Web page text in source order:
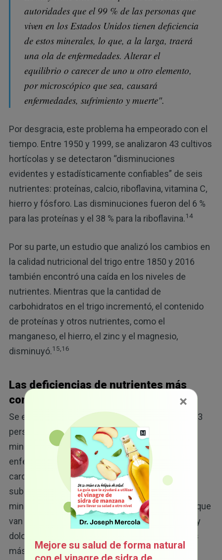
autoridades que el 99 % de las personas que
viven en los Estados Unidos tienen deficiencia
de estos minerales, lo que, a la larga, traerá
una ola de enfermedades. Alterar el
equilibrio o carecer de uno u otro elemento,
por microscópico que sea, causará
enfermedades, sufrimiento y muerte".
Por desgracia, este problema ha empeorado con el
tiempo. Entre 1950 y 1999, se analizaron 43 cultivos
hortícolas y se detectaron “disminuciones
evidentes y estadísticamente confiables” de seis
nutrientes: proteínas, calcio, riboflavina, vitamina C,
hierro y fósforo. Las disminuciones fueron del 6 %
para las proteínas y el 38 % para la riboflavina.14
Por su parte, un estudio que analizó los cambios en
la calidad nutricional del trigo entre 1850 y 2016
también encontró una caída en los niveles de
nutrientes. Mientras que la cantidad de
carbohidratos en el trigo incrementó, el contenido
de proteínas y otros nutrientes, como el
manganeso, el hierro, el zinc y el magnesio,
disminuyó.15,16
Las deficiencias de nutrientes más
comunes
Se estima que en los Estados Unidos, 1 de cada 3
personas tiene deficiencia de al menos 10
minerales, lo que incrementa su riesgo de
enfermedades crónicas, como enfermedades
cardíacas y diabetes. 17Incluso a un nivel
subclínico, tener deficiencia de vitaminas y
minerales puede causar una serie de síntomas, que
van desde fatiga e irritabilidad hasta taquicardia y
dolor.
Alunas de las deficiencias de nutrientes
más comunes incluyen:
×
Mejore su salud de forma natural